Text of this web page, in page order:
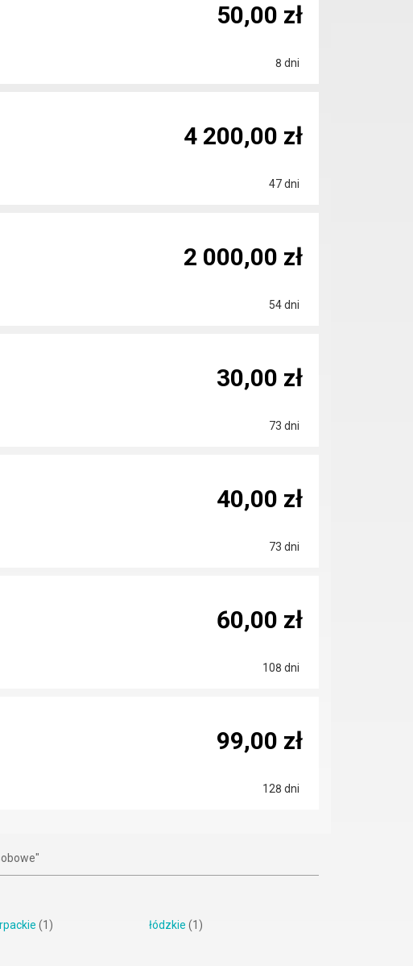
8 dni
50,00 zł
47 dni
4 200,00 zł
54 dni
2 000,00 zł
73 dni
30,00 zł
73 dni
40,00 zł
108 dni
60,00 zł
128 dni
99,00 zł
(1) łódzkie (1)